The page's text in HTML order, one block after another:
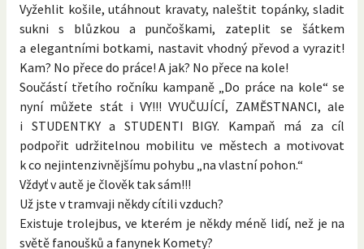
Vyžehlit košile, utáhnout kravaty, naleštit topánky, sladit
sukni s blůzkou a punčoškami, zateplit se šátkem
a elegantními botkami, nastavit vhodný převod a vyrazit!
Kam? No přece do práce! A jak? No přece na kole!
Součástí třetího ročníku kampaně „Do práce na kole“ se
nyní můžete stát i VY!!! VYUČUJÍCÍ, ZAMĚSTNANCI, ale
i STUDENTKY a STUDENTI BIGY. Kampaň má za cíl
podpořit udržitelnou mobilitu ve městech a motivovat
k co nejintenzivnějšímu pohybu „na vlastní pohon.“
Vždyť v autě je člověk tak sám!!!
Už jste v tramvaji někdy cítili vzduch?
Existuje trolejbus, ve kterém je někdy méně lidí, než je na
světě fanoušků a fanynek Komety?